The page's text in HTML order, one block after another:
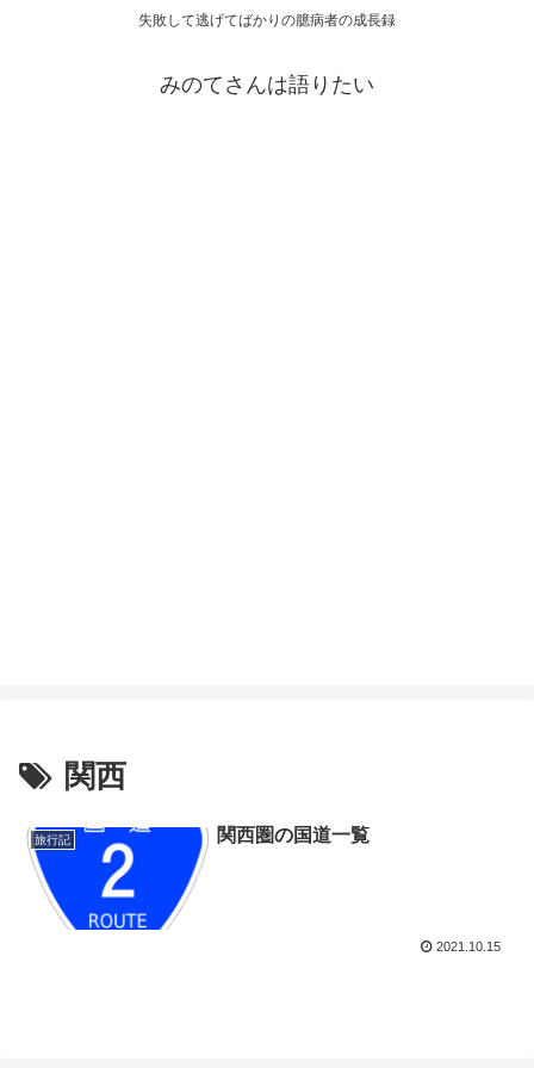
失敗して逃げてばかりの臆病者の成長録
みのてさんは語りたい
関西
旅行記 関西圏の国道一覧
2021.10.15